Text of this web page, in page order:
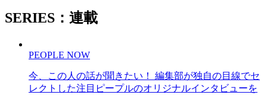
SERIES：連載
PEOPLE NOW
今、この人の話が聞きたい！ 編集部が独自の目線でセ
レクトした注目ピープルのオリジナルインタビューを